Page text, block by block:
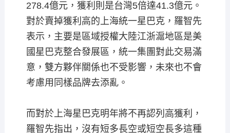
278.4億元，獲利則是台灣5倍達41.3億元。
對於賣掉獲利高的上海統一星巴克，羅智先
表示，主要是區域授權大陸江浙滬地區是美
國星巴克整合發展區，統一集團對此交易滿
意，雙方夥伴關係也不受影響，未來也不會
考慮用同樣品牌去添亂。
而對於上海星巴克明年將不再認列高獲利，
羅智先指出，沒有短多長空或短空長多這種